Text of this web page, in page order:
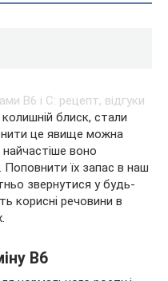
блиск, стали
це явище можна
воно
Поповнити їх запас в наш
звернутися у будь-
корисні речовини в
B6